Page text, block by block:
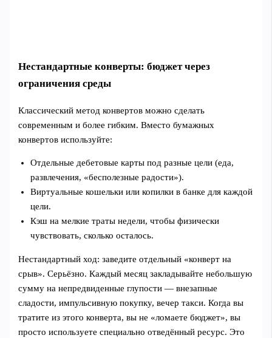
Нестандартные конверты: бюджет через
ограничения среды
Классический метод конвертов можно сделать
современным и более гибким. Вместо бумажных
конвертов используйте:
Отдельные дебетовые карты под разные цели (еда,
развлечения, «бесполезные радости»).
Виртуальные кошельки или копилки в банке для каждой
цели.
Кэш на мелкие траты недели, чтобы физически
чувствовать, сколько осталось.
Нестандартный ход: заведите отдельный «конверт на
срыв». Серьёзно. Каждый месяц закладывайте небольшую
сумму на непредвиденные глупости — внезапные
сладости, импульсивную покупку, вечер такси. Когда вы
тратите из этого конверта, вы не «ломаете бюджет», вы
просто используете специально отведённый ресурс. Это